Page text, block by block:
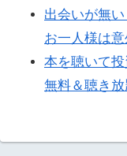
出会いが無
お一人様は
本を聴いて
無料＆聴き放